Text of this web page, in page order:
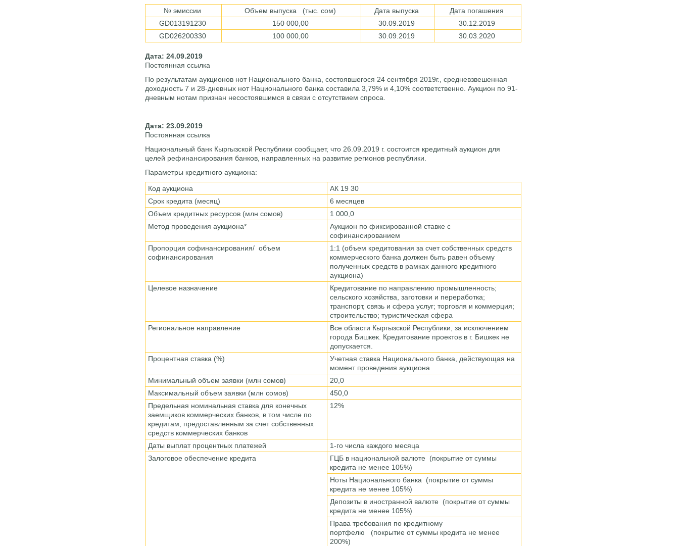
№ эмиссии
Объем выпуска (тыс. сом) Дата выпуска
Дата погашения
GD013191230
150 000,00 30.09.2019
30.12.2019
GD026200330
100 000,00 30.09.2019 30.03.2020
Дата: 24.09.2019
Постоянная ссылка
По результатам аукционов нот Национального банка, состоявшегося 24 сентября 2019г., средневзвешенная
доходность 7 и 28-дневных нот Национального банка составила 3,79% и 4,10% соответственно. Аукцион по 91-
дневным нотам признан несостоявшимся в связи с отсутствием спроса.
Дата: 23.09.2019
Постоянная ссылка
Национальный банк Кыргызской Республики сообщает, что 26.09.2019 г. состоится кредитный аукцион для
целей рефинансирования банков, направленных на развитие регионов республики.
Параметры кредитного аукциона:
Код аукциона
АК 19 30
Срок кредита (месяц)
6 месяцев
Объем кредитных ресурсов (млн сомов)
1 000,0
Метод проведения аукциона*
Аукцион по фиксированной ставке с
софинансированием
Пропорция софинансирования/ объем
софинансирования
1:1 (объем кредитования за счет собственных средств
коммерческого банка должен быть равен объему
полученных средств в рамках данного кредитного
аукциона)
Целевое назначение
Кредитование по направлению промышленность;
сельского хозяйства, заготовки и переработка;
транспорт, связь и сфера услуг; торговля и коммерция;
строительство; туристическая сфера
Региональное направление
Все области Кыргызской Республики, за исключением
города Бишкек. Кредитование проектов в г. Бишкек не
допускается.
Процентная ставка (%)
Учетная ставка Национального банка, действующая на
момент проведения аукциона
Минимальный объем заявки (млн сомов)
20,0
Максимальный объем заявки (млн сомов)
450,0
Предельная номинальная ставка для конечных
заемщиков коммерческих банков, в том числе по
кредитам, предоставленным за счет собственных
средств коммерческих банков
12%
Даты выплат процентных платежей
1-го числа каждого месяца
Залоговое обеспечение кредита
ГЦБ в национальной валюте (покрытие от суммы
кредита не менее 105%)
Ноты Национального банка (покрытие от суммы
кредита не менее 105%)
Депозиты в иностранной валюте (покрытие от суммы
кредита не менее 105%)
Права требования по кредитному
портфелю (покрытие от суммы кредита не менее
200%)